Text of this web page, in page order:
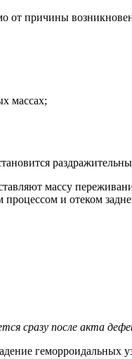
от причины
массах;
массу
и отеком
сразу после акта
геморроидальных